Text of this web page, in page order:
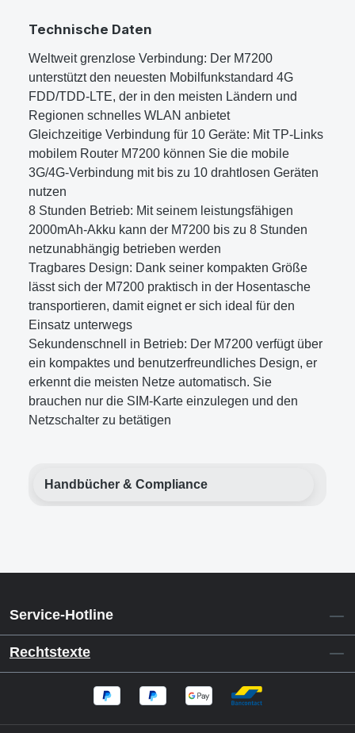
Technische Daten
Weltweit grenzlose Verbindung: Der M7200
unterstützt den neuesten Mobilfunkstandard 4G
FDD/TDD-LTE, der in den meisten Ländern und
Regionen schnelles WLAN anbietet
Gleichzeitige Verbindung für 10 Geräte: Mit TP-Links
mobilem Router M7200 können Sie die mobile
3G/4G-Verbindung mit bis zu 10 drahtlosen Geräten
nutzen
8 Stunden Betrieb: Mit seinem leistungsfähigen
2000mAh-Akku kann der M7200 bis zu 8 Stunden
netzunabhängig betrieben werden
Tragbares Design: Dank seiner kompakten Größe
lässt sich der M7200 praktisch in der Hosentasche
transportieren, damit eignet er sich ideal für den
Einsatz unterwegs
Sekundenschnell in Betrieb: Der M7200 verfügt über
ein kompaktes und benutzerfreundliches Design, er
erkennt die meisten Netze automatisch. Sie
brauchen nur die SIM-Karte einzulegen und den
Netzschalter zu betätigen
Handbücher & Compliance
Service-Hotline
Rechtstexte